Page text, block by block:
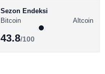
Sezon Endeksi
Bitcoin
Altcoin
43.8/100